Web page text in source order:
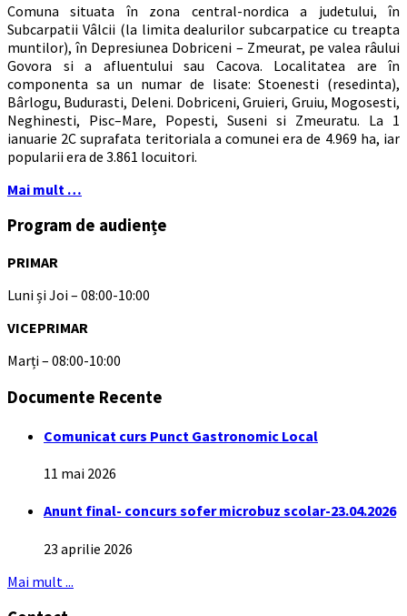
Comuna situata în zona central-nordica a judetului, în
Subcarpatii Vâlcii (la limita dealurilor subcarpatice cu treapta
muntilor), în Depresiunea Dobriceni – Zmeurat, pe valea râului
Govora si a afluentului sau Cacova. Localitatea are în
componenta sa un numar de lisate: Stoenesti (resedinta),
Bârlogu, Budurasti, Deleni. Dobriceni, Gruieri, Gruiu, Mogosesti,
Neghinesti, Pisc–Mare, Popesti, Suseni si Zmeuratu. La 1
ianuarie 2C suprafata teritoriala a comunei era de 4.969 ha, iar
popularii era de 3.861 locuitori.
Mai mult …
Program de audiențe
PRIMAR
Luni și Joi – 08:00-10:00
VICEPRIMAR
Marți – 08:00-10:00
Documente Recente
Comunicat curs Punct Gastronomic Local
11 mai 2026
Anunt final- concurs sofer microbuz scolar-23.04.2026
23 aprilie 2026
Mai mult ...